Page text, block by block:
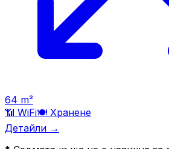
64 m²
📶 WiFi🍽️ Хранене
Детайли →